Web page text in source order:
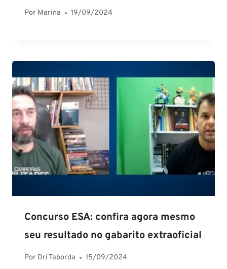
Por Marina 19/09/2024
Concurso ESA: confira agora mesmo
seu resultado no gabarito extraoficial
Por Dri Taborda 15/09/2024